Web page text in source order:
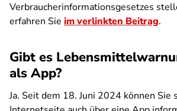
Verbraucherinformationsgesetzes
erfahren Sie im verlinkten Beitrag.
Gibt es
als App?
Ja. Seit dem 18. Juni 2024 können Sie